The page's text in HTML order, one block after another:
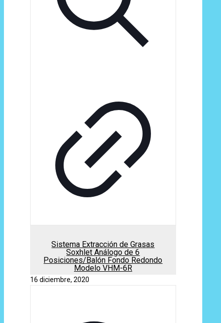
Sistema Extracción de Grasas
Soxhlet Análogo de 6
Posiciones/Balón Fondo Redondo
Modelo VHM-6R
16 diciembre, 2020